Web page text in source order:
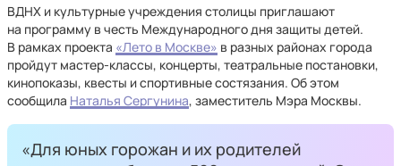
ВДНХ и культурные учреждения столицы приглашают
на программу в честь Международного дня защиты детей.
В рамках проекта «Лето в Москве» в разных районах города
пройдут мастер-классы, концерты, театральные постановки,
кинопоказы, квесты и спортивные состязания. Об этом
сообщила Наталья Сергунина, заместитель Мэра Москвы.
«Для юных горожан и их родителей